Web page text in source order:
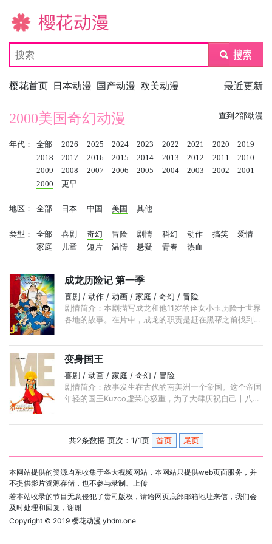
樱花动漫
submit
樱花首页 日本动漫 国产动漫 欧美动漫 最近更新
查到 2部动漫
2000美国奇幻动漫
年代： 全部 2026 2025 2024 2023 2022 2021 2020
2019
2018
2017 2016 2015 2014 2013 2012 2011
2010
2009
2008 2007 2006 2005 2004 2003 2002
2001
2000
更早
地区： 全部 日本 中国 美国 其他
类型： 全部 喜剧 奇幻 冒险 剧情 科幻 动作 搞笑
爱情
家庭
儿童 短片 温情 悬疑 青春 热血
成龙历险记 第一季
喜剧 / 动作 / 动画 / 家庭 / 奇幻 / 冒险
剧情简介：本剧描写成龙和他11岁的侄女小玉历险于世界
各地的故事。在片中，成龙的职责是赶在黑帮之前找到12
变身国王
喜剧 / 动画 / 家庭 / 奇幻 / 冒险
剧情简介：故事发生在古代的南美洲一个帝国。这个帝国
年轻的国王Kuzco虚荣心极重，为了大肆庆祝自己十八岁
共2条数据 页次：1/1页 首页 尾页
本网站提供的资源均系收集于各大视频网站，本网站只提供web页面服务，并
不提供影片资源存储，也不参与录制、上传
若本站收录的节目无意侵犯了贵司版权，请给网页底部邮箱地址来信，我们会
及时处理和回复，谢谢
Copyright © 2019 樱花动漫 yhdm.one